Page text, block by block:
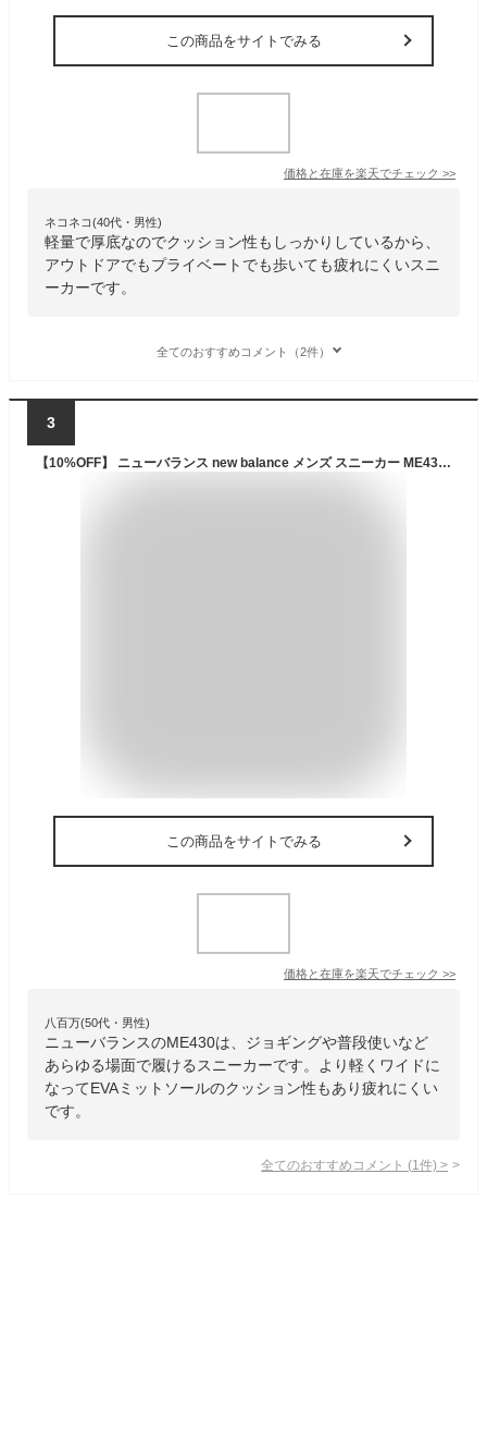
この商品をサイトでみる
価格と在庫を楽天でチェック >>
ネコネコ(40代・男性)
軽量で厚底なのでクッション性もしっかりしているから、
アウトドアでもプライベートでも歩いても疲れにくいスニ
ーカーです。
全てのおすすめコメント（2件）
3
【10%OFF】 ニューバランス new balance メンズ スニーカー ME430 LK4 ブラック 歩きやすい 疲れにくい シンプル カジュアル ランニング トレーニング ウォーキング 運動靴 ジム
この商品をサイトでみる
価格と在庫を楽天でチェック >>
八百万(50代・男性)
ニューバランスのME430は、ジョギングや普段使いなど
あらゆる場面で履けるスニーカーです。より軽くワイドに
なってEVAミットソールのクッション性もあり疲れにくい
です。
全てのおすすめコメント (1 件) >